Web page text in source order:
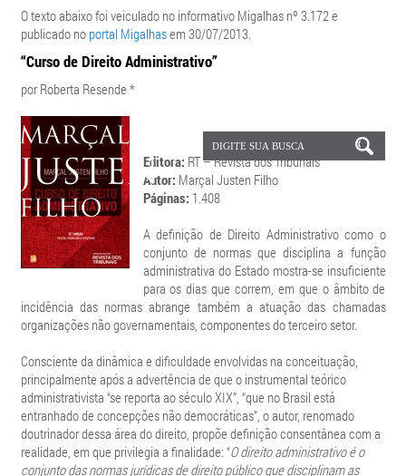
O texto abaixo foi veiculado no informativo Migalhas nº 3.172 e
publicado no portal Migalhasem 30/07/2013.
“Curso de Direito Administrativo”
por Roberta Resende *
Editora: RT – Revista dos Tribunais
Autor: Marçal Justen Filho
Páginas: 1.408
A definição de Direito Administrativo como o
conjunto de normas que disciplina a função
administrativa do Estado mostra-se insuficiente
para os dias que correm, em que o âmbito de
incidência das normas abrange também a atuação das chamadas
organizações não governamentais, componentes do terceiro setor.
Consciente da dinâmica e dificuldade envolvidas na conceituação,
principalmente após a advertência de que o instrumental teórico
administrativista “se reporta ao século XIX”, “que no Brasil está
entranhado de concepções não democráticas”, o autor, renomado
doutrinador dessa área do direito, propõe definição consentânea com a
realidade, em que privilegia a finalidade: “O direito administrativo é o
conjunto das normas jurídicas de direito público que disciplinam as